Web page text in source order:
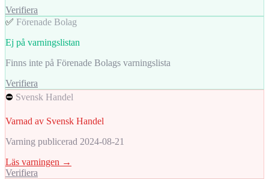
Verifiera
✅ Förenade Bolag
Ej på varningslistan
Finns inte på Förenade Bolags varningslista
Verifiera
⛔ Svensk Handel
Varnad av Svensk Handel
Varning publicerad 2024-08-21
Läs varningen →
Verifiera